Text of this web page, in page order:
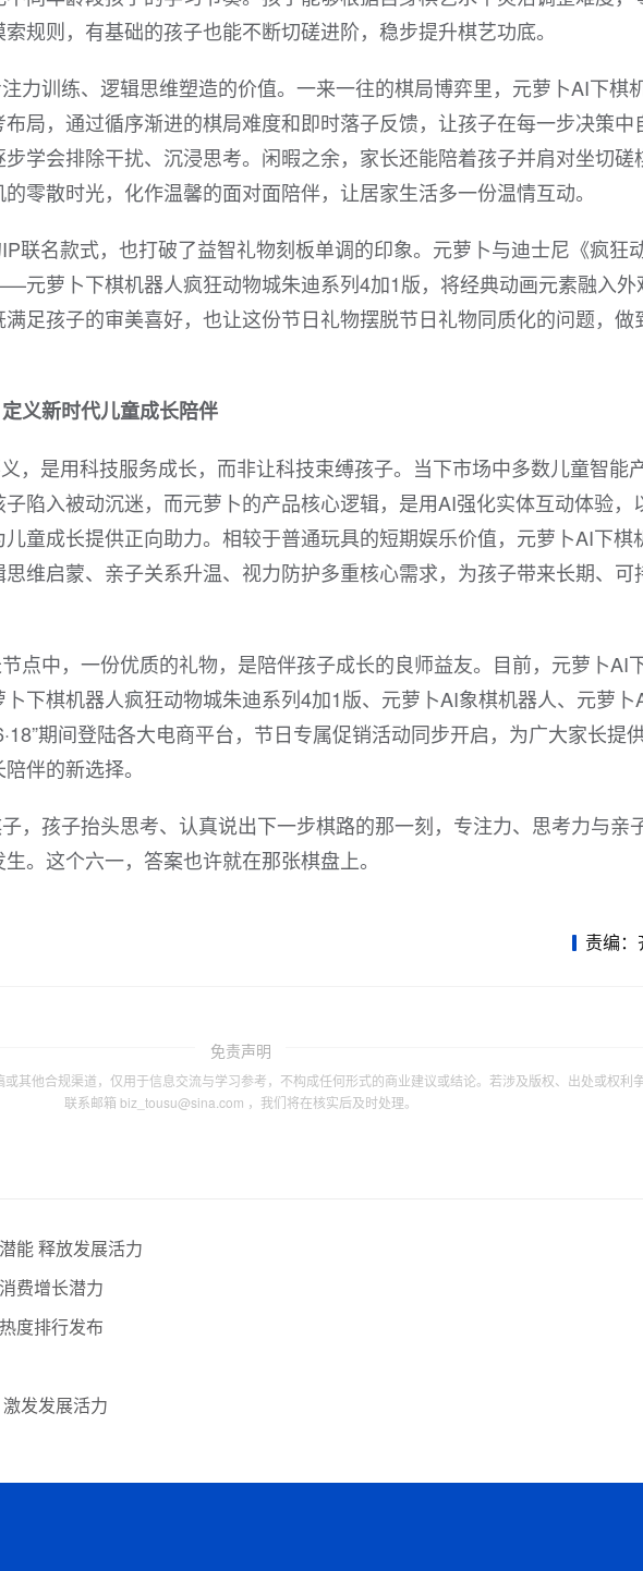
规则，有基础的孩子也能不断切磋进阶，稳步提升棋艺功底。
力训练、逻辑思维塑造的价值。一来一往的棋局博弈里，元萝卜AI下棋
局，通过循序渐进的棋局难度和即时落子反馈，让孩子在每一步决策中
学会排除干扰、沉浸思考。闲暇之余，家长还能陪着孩子并肩对坐切磋
零散时光，化作温馨的面对面陪伴，让居家生活多一份温情互动。
联名款式，也打破了益智礼物刻板单调的印象。元萝卜与迪士尼《疯狂
元萝卜下棋机器人疯狂动物城朱迪系列4加1版，将经典动画元素融入外
足孩子的审美喜好，也让这份节日礼物摆脱节日礼物同质化的问题，做
义新时代儿童成长陪伴
，是用科技服务成长，而非让科技束缚孩子。当下市场中多数儿童智能
陷入被动沉迷，而元萝卜的产品核心逻辑，是用AI强化实体互动体验，
童成长提供正向助力。相较于普通玩具的短期娱乐价值，元萝卜AI下棋
维启蒙、亲子关系升温、视力防护多重核心需求，为孩子带来长期、可
点中，一份优质的礼物，是陪伴孩子成长的良师益友。目前，元萝卜AI
下棋机器人疯狂动物城朱迪系列4加1版、元萝卜AI象棋机器人、元萝卜
期间登陆各大电商平台，节日专属促销活动同步开启，为广大家长提
伴的新选择。
，孩子抬头思考、认真说出下一步棋路的那一刻，专注力、思考力与亲
。这个六一，答案也许就在那张棋盘上。
责编
免责声明
其他合规渠道，仅用于信息交流与学习参考，不构成任何形式的商业建议或结论。若涉及版权、出处或权利
联系邮箱 biz_tousu@sina.com ，我们将在核实后及时处理。
能 释放发展活力
费增长潜力
度排行发布
发发展活力